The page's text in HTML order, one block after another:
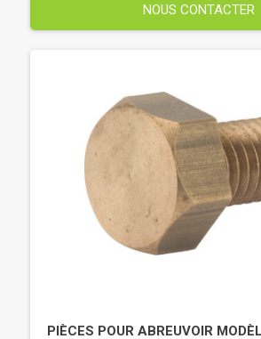
NOUS CONTACTER
PIÈCES POUR ABREUVOIR